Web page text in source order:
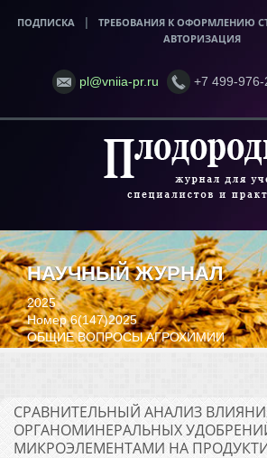
ПОДПИСКА ТРЕБОВАНИЯ К ОФОРМЛЕНИЮ
АВТОРИЗАЦИЯ
pl@vniia-pr.ru +7 499-976-
НАУЧНЫЙ ЖУРНАЛ
2025
Номер 6(147)2025
ОБЩИЕ ВОПРОСЫ АГРОХИМИИ
СРАВНИТЕЛЬНЫЙ АНАЛИЗ
ОРГАНОМИНЕРАЛЬНЫХ
МИКРОЭЛЕМЕНТАМИ НА